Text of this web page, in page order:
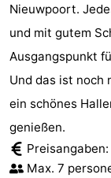
Nieuwpoort.
und mit gutem
Ausgangspunkt
Und das ist noch
ein schönes
genießen.
Max. 7